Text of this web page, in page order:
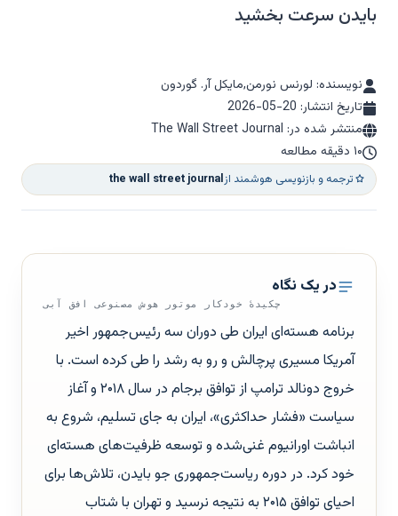
بایدن سرعت بخشید
نویسنده: لورنس نورمن,مایکل آر. گوردون
تاریخ انتشار: 2026-05-20
منتشر شده در: The Wall Street Journal
۱۰ دقیقه مطالعه
ترجمه و بازنویسی هوشمند ازthe wall street journal
در یک نگاه
چکیدهٔ خودکار موتور هوش مصنوعی افق آبی
برنامه هسته‌ای ایران طی دوران سه رئیس‌جمهور اخیر
آمریکا مسیری پرچالش و رو به رشد را طی کرده است. با
خروج دونالد ترامپ از توافق برجام در سال ۲۰۱۸ و آغاز
سیاست «فشار حداکثری»، ایران به جای تسلیم، شروع به
انباشت اورانیوم غنی‌شده و توسعه ظرفیت‌های هسته‌ای
خود کرد. در دوره ریاست‌جمهوری جو بایدن، تلاش‌ها برای
احیای توافق ۲۰۱۵ به نتیجه نرسید و تهران با شتاب